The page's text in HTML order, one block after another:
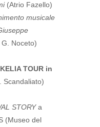
(Atrio Fazello)
musicale
Noceto)
TOUR in
Scandaliato)
STORYa
(Museo del